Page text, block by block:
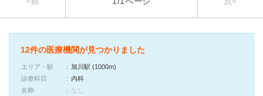
12件の医療機関が見つかりました
エリア・駅
旭川駅 (1000m)
診療科目
内科
名称
なし